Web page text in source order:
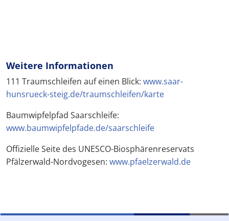
Weitere Informationen
111 Traumschleifen auf einen Blick: www.saar-
hunsrueck-steig.de/traumschleifen/karte
Baumwipfelpfad Saarschleife:
www.baumwipfelpfade.de/saarschleife
Offizielle Seite des UNESCO-Biosphärenreservats
Pfälzerwald-Nordvogesen: www.pfaelzerwald.de